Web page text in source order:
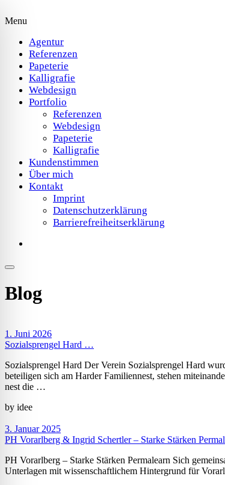
Menu
Agentur
Referenzen
Papeterie
Kalligrafie
Webdesign
Portfolio
Referenzen
Webdesign
Papeterie
Kalligrafie
Kundenstimmen
Über mich
Kontakt
Imprint
Datenschutzerklärung
Barrierefreiheitserklärung
Blog
1. Juni 2026
Sozialsprengel Hard …
Sozialsprengel Hard Der Verein Sozialsprengel Hard
beteiligen sich am Harder Familien­nest, stehen
nest die …
by idee
3. Januar 2025
PH Vorarlberg & Ingrid Schertler – Starke Stärken
PH Vorarlberg – Starke Stärken Permalearn Sich
Unterlagen mit wissenschaftlichem Hintergrund für